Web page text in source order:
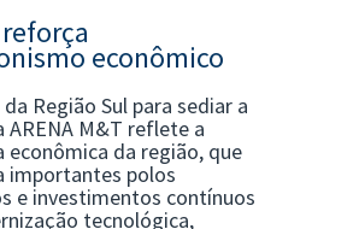
econômico
Região Sul para sediar a
ARENA M&T reflete a
econômica da região, que
importantes polos
e investimentos contínuos
tecnológica,